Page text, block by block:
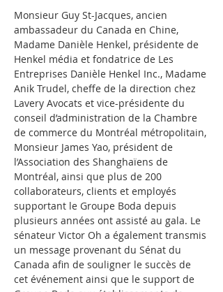
Monsieur Guy St-Jacques, ancien
ambassadeur du Canada en Chine,
Madame Danièle Henkel, présidente de
Henkel média et fondatrice de Les
Entreprises Danièle Henkel Inc., Madame
Anik Trudel, cheffe de la direction chez
Lavery Avocats et vice-présidente du
conseil d’administration de la Chambre
de commerce du Montréal métropolitain,
Monsieur James Yao, président de
l’Association des Shanghaïens de
Montréal, ainsi que plus de 200
collaborateurs, clients et employés
supportant le Groupe Boda depuis
plusieurs années ont assisté au gala. Le
sénateur Victor Oh a également transmis
un message provenant du Sénat du
Canada afin de souligner le succès de
cet événement ainsi que le support de